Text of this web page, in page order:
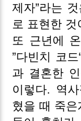
제자”라는
로 표현한
또 근년에
”다빈치 코
과 결혼한
이렇다. 역
혔을 때 죽